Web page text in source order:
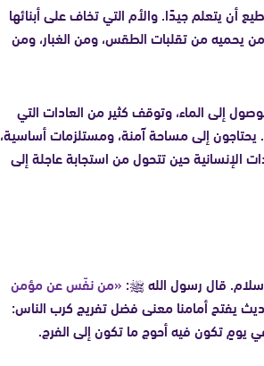
أن يتعلم جيدًا. والأم التي تخاف على أبنائها
يحميه من تقلبات الطقس، ومن الغبار، ومن
إلى الماء، وتوقف كثير من العادات التي
يحتاجون إلى مساحة آمنة، ومستلزمات أساسية،
حين تتحول من استجابة عاجلة إلى
قال رسول الله ﷺ: «من نفّس عن مؤمن
يفتح أمامنا معنى فضل تفريج كرب الناس:
يومٍ تكون فيه أحوج ما تكون إلى الفرج.